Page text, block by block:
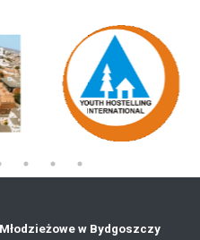
w Bydgoszczy